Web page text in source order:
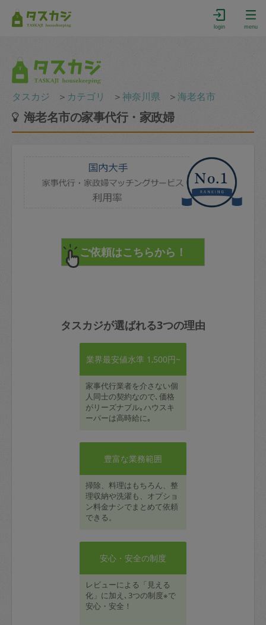
login menu
タスカジ ＞ カテゴリ ＞神奈川県 ＞海老名市
海老名市の家事代行・家政婦
タスカジが選ばれる3つの理由
業界最安値水準 1,500円~
家事代行業者を介さない個
人同士の契約なので､価格
がリーズナブル｡ハウスキ
ーパーは高時給に｡
豊富な業務範囲
掃除、料理はもちろん、整
理収納や洗濯も、オプショ
ン料金ナシでまとめて依頼
できる。
安心・安全の制度
レビューによる「見える
化」に加え､3つの制度※で
安心・安全！